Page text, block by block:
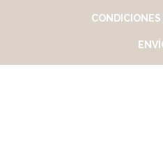
CONDICIONES